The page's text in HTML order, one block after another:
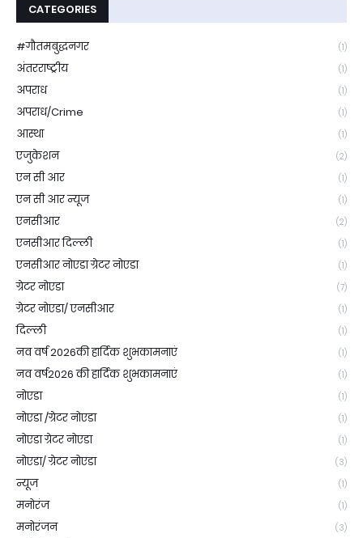
CATEGORIES
#गौतमबुद्धनगर (1)
अंतरराष्ट्रीय (1)
अपराध (1)
अपराध/Crime (1)
आस्था (1)
एजुकेशन (2)
एन सी आर (1)
एन सी आर न्यूज (1)
एनसीआर (2)
एनसीआर दिल्ली (1)
एनसीआर नोएडा ग्रेटर नोएडा (1)
ग्रेटर नोएडा (7)
ग्रेटर नोएडा/ एनसीआर (1)
दिल्ली (1)
नव वर्ष 2026की हार्दिक शुभकामनाएं (1)
नव वर्ष2026 की हार्दिक शुभकामनाएं (1)
नोएडा (1)
नोएडा /ग्रेटर नोएडा (1)
नोएडा ग्रेटर नोएडा (1)
नोएडा/ ग्रेटर नोएडा (3)
न्यूज (1)
मनोरंज (1)
मनोरंजन (3)